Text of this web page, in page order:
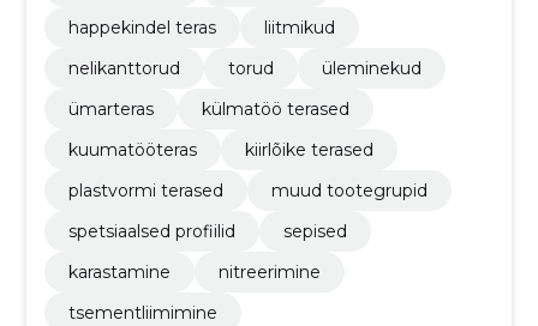
happekindel teras
liitmikud
nelikanttorud
torud
üleminekud
ümarteras
külmatöö terased
kuumatööteras
kiirlõike terased
plastvormi terased
muud tootegrupid
spetsiaalsed profiilid
sepised
karastamine
nitreerimine
tsementliimimine